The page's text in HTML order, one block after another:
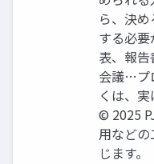
ら、決
する必
表、報告
会議…プ
くは、
© 2025
用など
じます。